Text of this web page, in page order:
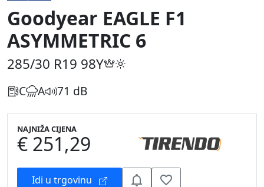
Goodyear EAGLE F1
ASYMMETRIC 6
285/30 R19 98Y
C A 71 dB
NAJNIŽA CIJENA
€ 251,29
Idi u trgovinu